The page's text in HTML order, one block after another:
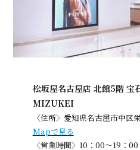
松坂屋名古屋店 北館5階 宝
MIZUKEI
〈住所〉愛知県名古屋市中区
Mapで見る
〈営業時間〉10：00～19：00